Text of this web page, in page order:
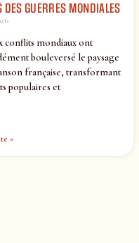
DES GUERRES MONDIALES
conflits mondiaux ont
bouleversé le paysage
française, transformant
populaires et
»